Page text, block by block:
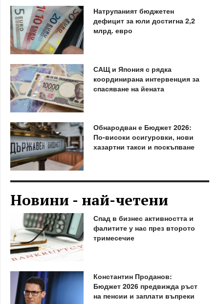
Натрупаният бюджетен
дефицит за юли достигна 2,2
млрд. евро
САЩ и Япония с рядка
координирана интервенция за
спасяване на йената
Обнародван е Бюджет 2026:
По-високи осигуровки, нови
хазартни такси и поскъпване
Новини - най-четени
Спад в бизнес активността и
фалитите у нас през второто
тримесечие
Константин Проданов:
Бюджет 2026 предвижда ръст
на пенсии и заплати въпреки